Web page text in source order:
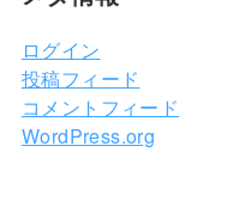
ログイン
投稿フィード
コメントフィード
WordPress.org